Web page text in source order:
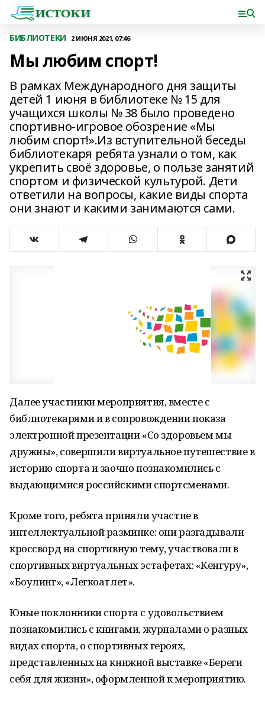
БИБЛИОТЕКИ 2 ИЮНЯ 2021, 07:46
Мы любим спорт!
В рамках Международного дня защиты
детей 1 июня в библиотеке № 15 для
учащихся школы № 38 было проведено
спортивно-игровое обозрение «Мы
любим спорт!».Из вступительной беседы
библиотекаря ребята узнали о том, как
укрепить своё здоровье, о пользе занятий
спортом и физической культурой. Дети
ответили на вопросы, какие виды спорта
они знают и какими занимаются сами.
Далее участники мероприятия, вместе с
библиотекарями и в сопровождении показа
электронной презентации «Со здоровьем мы
дружны», совершили виртуальное путешествие в
историю спорта и заочно познакомились с
выдающимися российскими спортсменами.
Кроме того, ребята приняли участие в
интеллектуальной разминке: они разгадывали
кроссворд на спортивную тему, участвовали в
спортивных виртуальных эстафетах: «Кенгуру»,
«Боулинг», «Легкоатлет».
Юные поклонники спорта с удовольствием
познакомились с книгами, журналами о разных
видах спорта, о спортивных героях,
представленных на книжной выставке «Береги
себя для жизни», оформленной к мероприятию.